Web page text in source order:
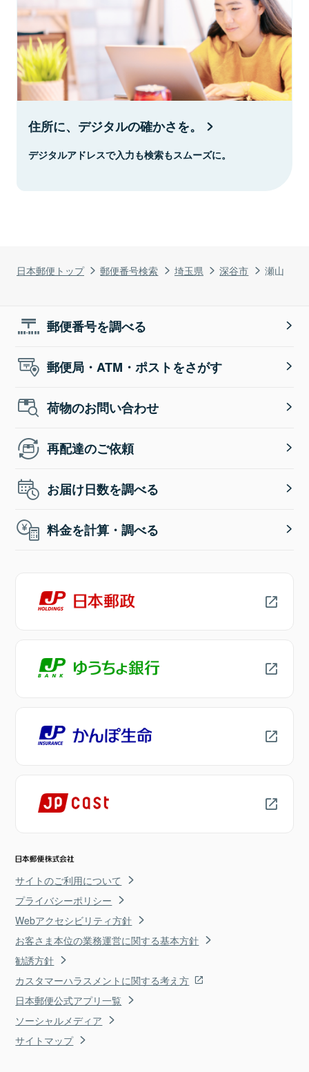
日本郵便トップ 郵便番号検索 埼玉県 深谷市 瀬山
住所に、デジタルの確かさを。
デジタルアドレスで入力も検索もスムーズに。
郵便番号を調べる
郵便局・ATM・ポストをさがす
荷物のお問い合わせ
再配達のご依頼
お届け日数を調べる
料金を計算・調べる
サイトのご利用について
プライバシーポリシー
Webアクセシビリティ方針
お客さま本位の業務運営に関する基本方針
勧誘方針
カスタマーハラスメントに関する考え方
日本郵便公式アプリ一覧
ソーシャルメディア
サイトマップ